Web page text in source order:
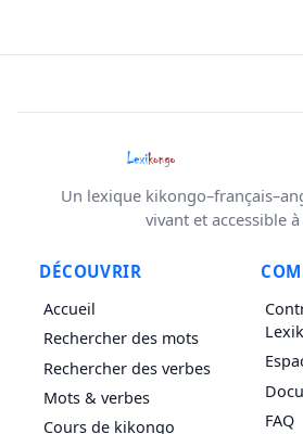
Un lexique
vivant et accessible
DÉCOUVRIR
Accueil
Rechercher des mots
Rechercher des verbes
Mots & verbes
Cours de kikongo
FAQ